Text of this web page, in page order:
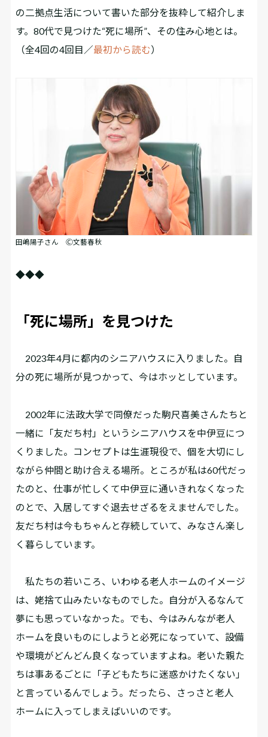
の二拠点生活について書いた部分を抜粋して紹介しま
す。80代で見つけた“死に場所”、その住み心地とは――。
（全4回の4回目／最初から読む）
田嶋陽子さん Ⓒ文藝春秋
◆◆◆
「死に場所」を見つけた
2023年4月に都内のシニアハウスに入りました。自
分の死に場所が見つかって、今はホッとしています。
2002年に法政大学で同僚だった駒尺喜美さんたちと
一緒に「友だち村」というシニアハウスを中伊豆につ
くりました。コンセプトは生涯現役で、個を大切にし
ながら仲間と助け合える場所。ところが私は60代だっ
たのと、仕事が忙しくて中伊豆に通いきれなくなった
のとで、入居してすぐ退去せざるをえませんでした。
友だち村は今もちゃんと存続していて、みなさん楽し
く暮らしています。
私たちの若いころ、いわゆる老人ホームのイメージ
は、姥捨て山みたいなものでした。自分が入るなんて
夢にも思っていなかった。でも、今はみんなが老人
ホームを良いものにしようと必死になっていて、設備
や環境がどんどん良くなっていますよね。老いた親た
ちは事あるごとに「子どもたちに迷惑かけたくない」
と言っているんでしょう。だったら、さっさと老人
ホームに入ってしまえばいいのです。